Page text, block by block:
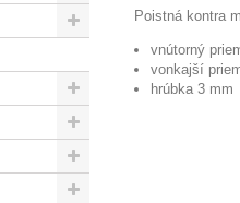
Poistná kontra
vnútorný
vonkajší
hrúbka 3 mm